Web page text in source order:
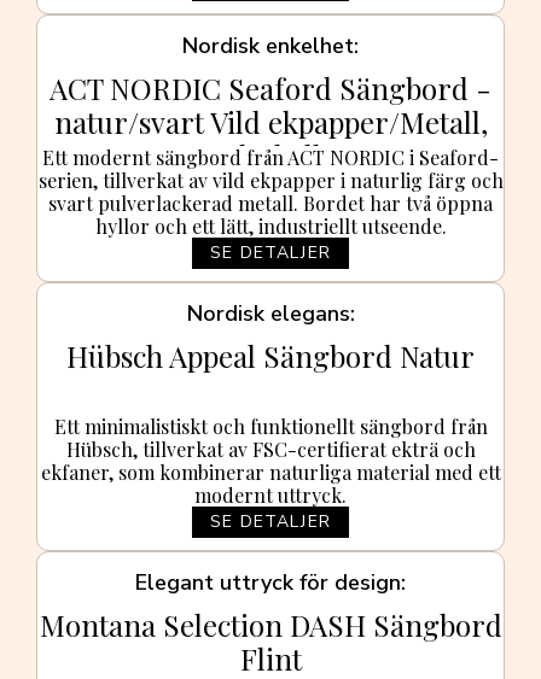
Nordisk enkelhet
ACT NORDIC Seaford Sängbord -
natur/svart Vild ekpapper/Metall,
med 2 hyllor
Ett modernt sängbord från ACT NORDIC i Seaford-
serien, tillverkat av vild ekpapper i naturlig färg och
svart pulverlackerad metall. Bordet har två öppna
hyllor och ett lätt, industriellt utseende.
SE DETALJER
Nordisk elegans
Hübsch Appeal Sängbord Natur
Ett minimalistiskt och funktionellt sängbord från
Hübsch, tillverkat av FSC-certifierat ekträ och
ekfaner, som kombinerar naturliga material med ett
modernt uttryck.
SE DETALJER
Elegant uttryck för design
Montana Selection DASH Sängbord
Flint